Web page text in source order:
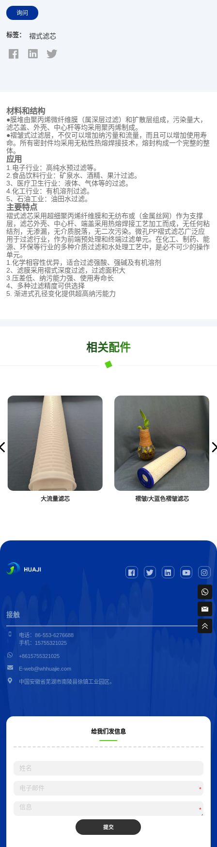
询问
标签： 褶式滤芯
材料和结构
●膜堆由聚丙烯微纤维膜（属深层过滤）和扩散层组成，污染量大，
滤芯盖、外壳、中心杆等均采用聚丙烯制成。
●褶皱式过滤层，不仅可以增加纳污量和流量，而且可以增加使用寿
命。所有密封件均采用无粘性热熔焊接技术，熔封构成一个完整的整
体。
应用
1.电子行业：高纯水预过滤等。
2.食品饮料行业：矿泉水、酒精、果汁过滤。
3、医疗卫生行业：液体、气体等的过滤。
4.化工行业：有机溶剂过滤。
5、石油工业：油田水过滤。
主要特点
褶式滤芯采用超细聚丙烯纤维膜和无纺布或（金属丝网）作为支撑
层，滤芯外壳、中心杆、端盖采用热熔焊接工艺加工而成，无任何粘
结剂，无渗漏，无介质脱落，无二次污染。微孔PP褶式滤芯广泛应
用于过滤行业，作为前端预处理和终端过滤单元。在化工、制药、能
源、环保等行业的多种介质过滤和水处理工艺中，是必不可少的操作
单元。
1.化学相容性优异，适合过滤强酸、强碱及有机溶剂
2、滤膜采用褶式深度过滤，过滤面积大
3.压差低、纳污能力强、使用寿命长
4、多种过滤精度可供选择
5. 渐进式孔径变化提供超高纳污能力
相关配件
大流量滤芯 褶皱/大蓝色褶皱滤芯
接触
电话：86-553-6276688
手机：15755321025
+8615755321025
E-web@whhuajie.com
中国安徽省芜湖市南陵县徐镇工业园区。
给我们发信息
*
*
提交